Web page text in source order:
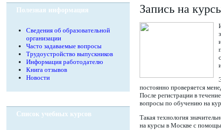
Полезная информация
Сведения об образовательной
организации
Часто задаваемые вопросы
Трудоустройство выпускников
Информация работодателю
Книга отзывов
Новости
Список учебных курсов
Запись на
постоянно проверяется
После регистрации в
вопросы по обучению на
Такая технология
на курсы в Москве с